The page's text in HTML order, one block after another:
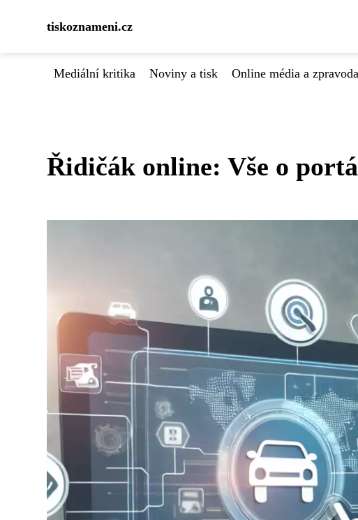
tiskoznameni.cz
Mediální kritika Noviny a tisk Online média a
Řidičák online: Vše o